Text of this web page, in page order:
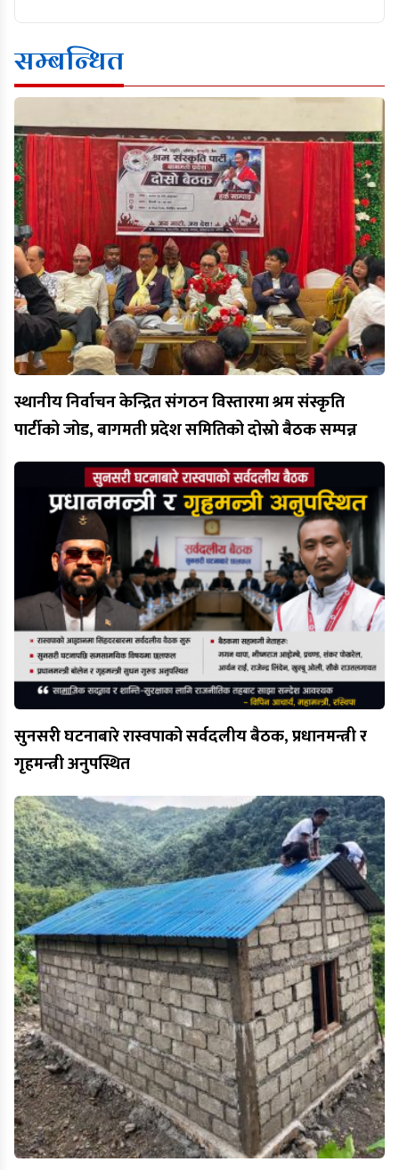
सम्बन्धित
स्थानीय निर्वाचन केन्द्रित संगठन विस्तारमा श्रम संस्कृति
पार्टीको जोड, बागमती प्रदेश समितिको दोस्रो बैठक सम्पन्न
सुनसरी घटनाबारे रास्वपाको सर्वदलीय बैठक, प्रधानमन्त्री र
गृहमन्त्री अनुपस्थित